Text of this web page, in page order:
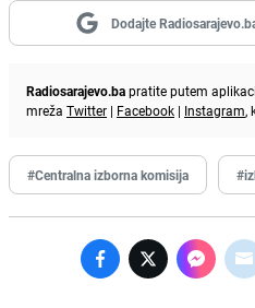
Dodajte
Radiosarajevo.bapratite putem
mreža Twitter | Facebook | Instagram,
#Centralna izborna komisija